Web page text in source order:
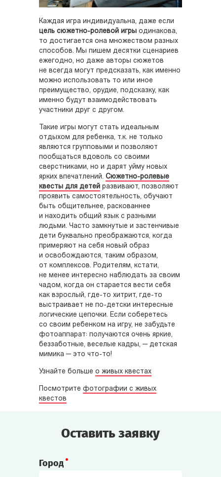
Каждая игра индивидуальна, даже если
цель сюжетно-ролевой игры одинакова,
то достигается она множеством разных
способов. Мы пишем десятки сценариев
ежегодно, но даже авторы сюжетов
не всегда могут предсказать, как именно
можно использовать то или иное
преимущество, орудие, подсказку, как
именно будут взаимодействовать
участники друг с другом.
Такие игры могут стать идеальным
отдыхом для ребенка, т.к. не только
являются групповыми и позволяют
пообщаться вдоволь со своими
сверстниками, но и дарят уйму новых
ярких впечатлений. Сюжетно-ролевые
квесты для детей развивают, позволяют
проявить самостоятельность, обучают
быть общительнее, раскованнее
и находить общий язык с разными
людьми. Часто замкнутые и застенчивые
дети буквально преображаются, когда
примеряют на себя новый образ
и освобождаются, таким образом,
от комплексов. Родителям, кстати,
не менее интересно наблюдать за своим
чадом, когда он старается вести себя
как взрослый, где-то хитрит, где-то
выстраивает не по-детски интересные
логические цепочки. Если соберетесь
со своим ребенком на игру, не забудьте
фотоаппарат: получаются очень яркие,
беззаботные, веселые кадры, — детская
мимика — это что-то!
Узнайте больше о живых квестах
Посмотрите фотографии с живых
квестов
Оставить заявку
Город